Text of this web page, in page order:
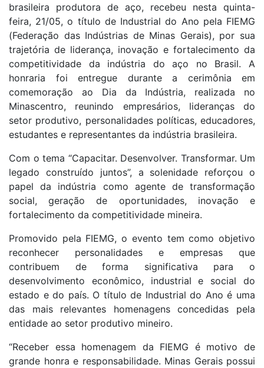
brasileira produtora de aço, recebeu nesta quinta-
feira, 21/05, o título de Industrial do Ano pela FIEMG
(Federação das Indústrias de Minas Gerais), por sua
trajetória de liderança, inovação e fortalecimento da
competitividade da indústria do aço no Brasil. A
honraria foi entregue durante a cerimônia em
comemoração ao Dia da Indústria, realizada no
Minascentro, reunindo empresários, lideranças do
setor produtivo, personalidades políticas, educadores,
estudantes e representantes da indústria brasileira.
Com o tema “Capacitar. Desenvolver. Transformar. Um
legado construído juntos”, a solenidade reforçou o
papel da indústria como agente de transformação
social, geração de oportunidades, inovação e
fortalecimento da competitividade mineira.
Promovido pela FIEMG, o evento tem como objetivo
reconhecer personalidades e empresas que
contribuem de forma significativa para o
desenvolvimento econômico, industrial e social do
estado e do país. O título de Industrial do Ano é uma
das mais relevantes homenagens concedidas pela
entidade ao setor produtivo mineiro.
“Receber essa homenagem da FIEMG é motivo de
grande honra e responsabilidade. Minas Gerais possui